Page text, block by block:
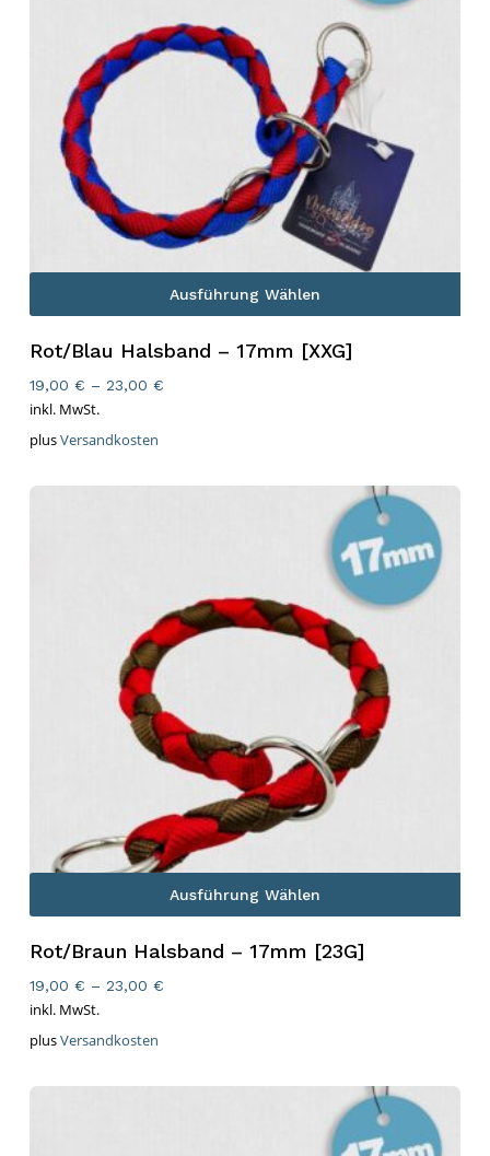
Ausführung Wählen
Rot/Blau Halsband – 17mm [XXG]
19,00 € – 23,00 €
inkl. MwSt.
plusVersandkosten
Ausführung Wählen
Rot/Braun Halsband – 17mm [23G]
19,00 € – 23,00 €
inkl. MwSt.
plusVersandkosten